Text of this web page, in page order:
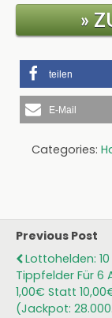
»
teilen
E-Mail
Categories:
Previous Post
Lottohelden: 10
Tippfelder Für 6
1,00€ Statt
(Jackpot: